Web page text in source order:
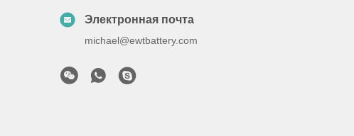
Электронная почта
michael@ewtbattery.com